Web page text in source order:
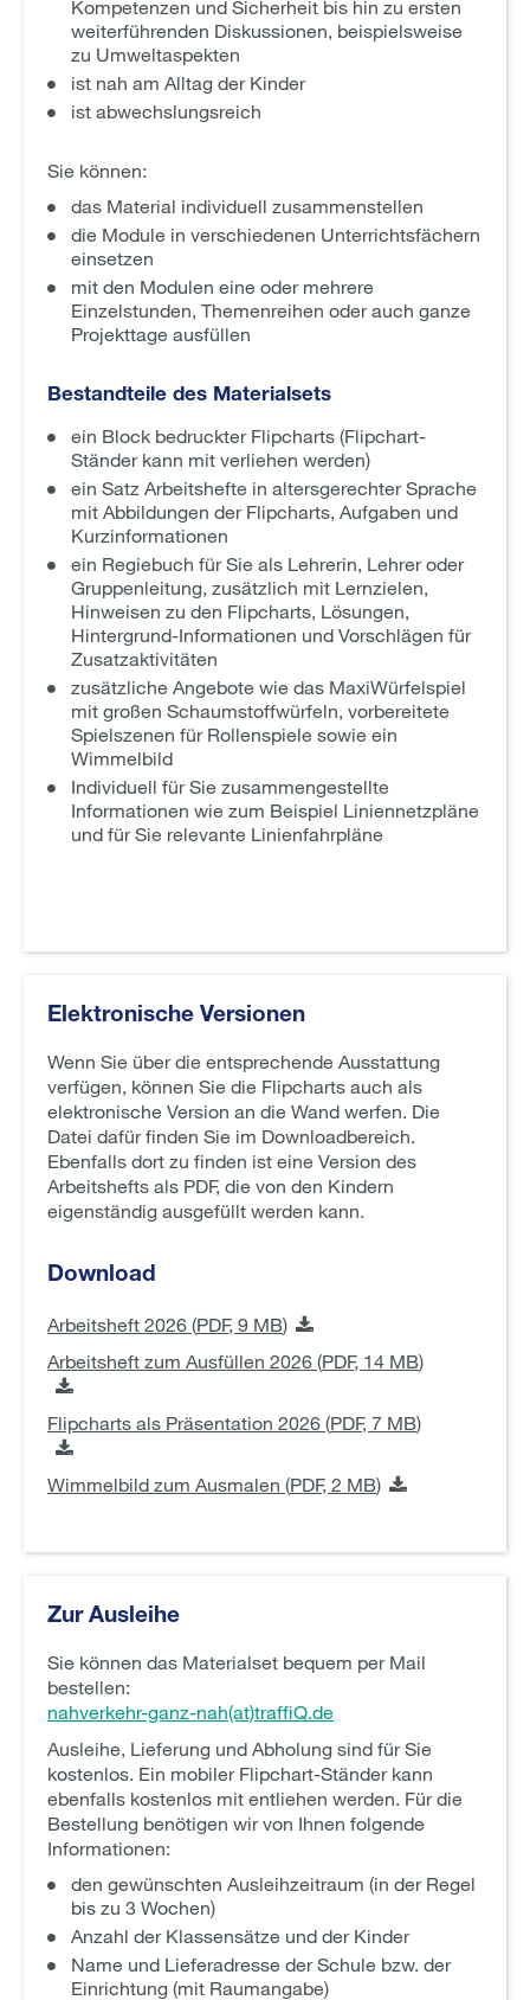
Kompetenzen und Sicherheit bis hin zu ersten
weiterführenden Diskussionen, beispielsweise
zu Umweltaspekten
ist nah am Alltag der Kinder
ist abwechslungsreich
Sie können:
das Material individuell zusammenstellen
die Module in verschiedenen Unterrichtsfächern
einsetzen
mit den Modulen eine oder mehrere
Einzelstunden, Themenreihen oder auch ganze
Projekttage ausfüllen
Bestandteile des Materialsets
ein Block bedruckter Flipcharts (Flipchart-
Ständer kann mit verliehen werden)
ein Satz Arbeitshefte in altersgerechter Sprache
mit Abbildungen der Flipcharts, Aufgaben und
Kurzinformationen
ein Regiebuch für Sie als Lehrerin, Lehrer oder
Gruppenleitung, zusätzlich mit Lernzielen,
Hinweisen zu den Flipcharts, Lösungen,
Hintergrund-Informationen und Vorschlägen für
Zusatzaktivitäten
zusätzliche Angebote wie das MaxiWürfelspiel
mit großen Schaumstoffwürfeln, vorbereitete
Spielszenen für Rollenspiele sowie ein
Wimmelbild
Individuell für Sie zusammengestellte
Informationen wie zum Beispiel Liniennetzpläne
und für Sie relevante Linienfahrpläne
Elektronische Versionen
Wenn Sie über die entsprechende Ausstattung
verfügen, können Sie die Flipcharts auch als
elektronische Version an die Wand werfen. Die
Datei dafür finden Sie im Downloadbereich.
Ebenfalls dort zu finden ist eine Version des
Arbeitshefts als PDF, die von den Kindern
eigenständig ausgefüllt werden kann.
Download
Arbeitsheft 2026 (PDF, 9 MB)
Arbeitsheft zum Ausfüllen 2026 (PDF, 14 MB)
Flipcharts als Präsentation 2026 (PDF, 7 MB)
Wimmelbild zum Ausmalen (PDF, 2 MB)
Zur Ausleihe
Sie können das Materialset bequem per Mail
bestellen:
nahverkehr-ganz-nah(at)traffiQ.de
Ausleihe, Lieferung und Abholung sind für Sie
kostenlos. Ein mobiler Flipchart-Ständer kann
ebenfalls kostenlos mit entliehen werden. Für die
Bestellung benötigen wir von Ihnen folgende
Informationen:
den gewünschten Ausleihzeitraum (in der Regel
bis zu 3 Wochen)
Anzahl der Klassensätze und der Kinder
Name und Lieferadresse der Schule bzw. der
Einrichtung (mit Raumangabe)